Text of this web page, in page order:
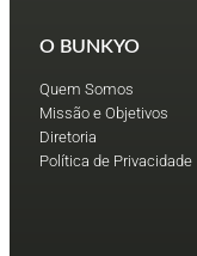
O BUNKYO
Quem Somos
Missão e Objetivos
Diretoria
Política de Privacidade